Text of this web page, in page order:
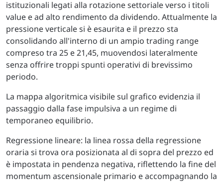
istituzionali legati alla rotazione settoriale verso i titoli
value e ad alto rendimento da dividendo. Attualmente la
pressione verticale si è esaurita e il prezzo sta
consolidando all'interno di un ampio trading range
compreso tra 25 e 21,45, muovendosi lateralmente
senza offrire troppi spunti operativi di brevissimo
periodo.
La mappa algoritmica visibile sul grafico evidenzia il
passaggio dalla fase impulsiva a un regime di
temporaneo equilibrio.
Regressione lineare: la linea rossa della regressione
oraria si trova ora posizionata al di sopra del prezzo ed
è impostata in pendenza negativa, riflettendo la fine del
momentum ascensionale primario e accompagnando la